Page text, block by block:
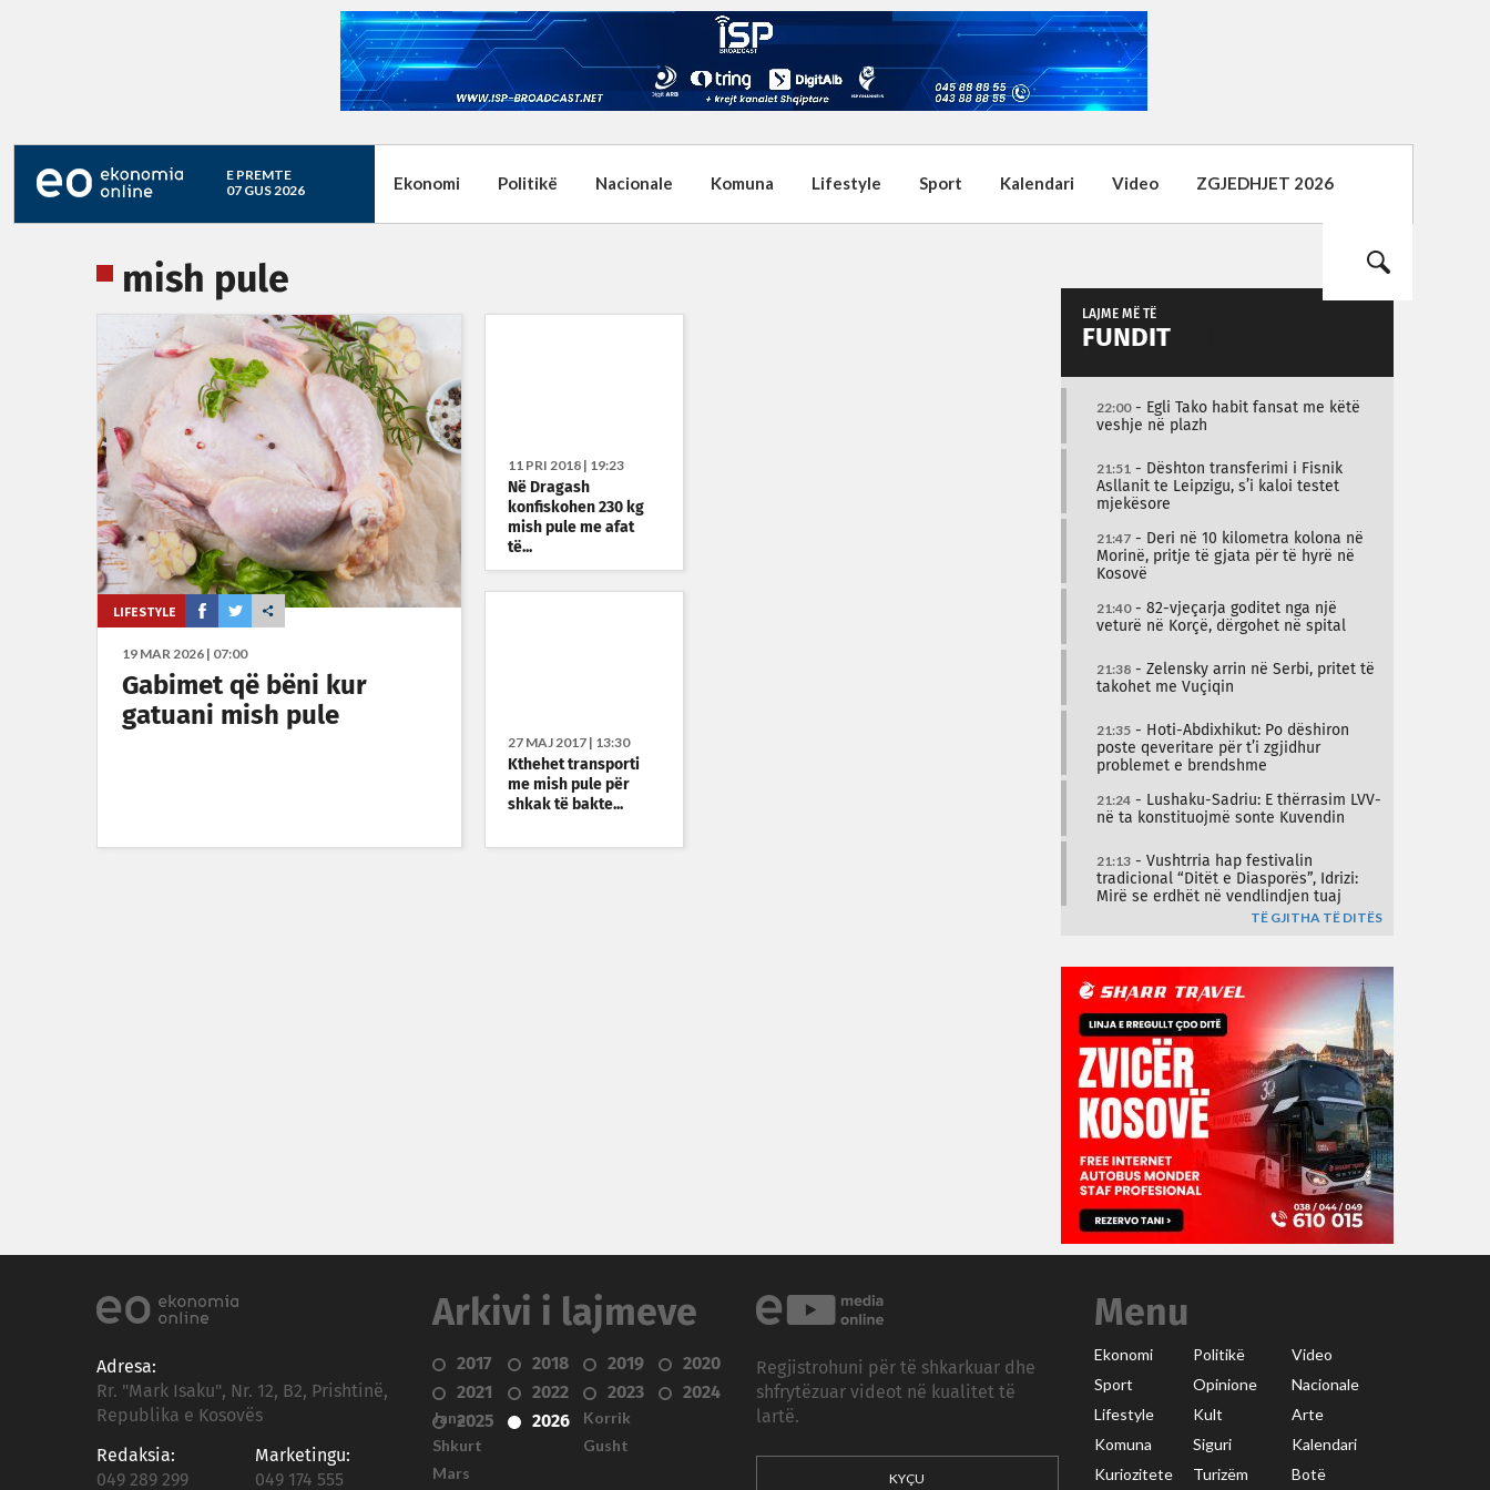
E PREMTE
07 GUS 2026
Ekonomi Politikë Nacionale Komuna Lifestyle Sport Kalendari Video ZGJEDHJET 2026
mish pule
LIFESTYLE
19 MAR 2026 | 07:00
Gabimet që bëni kur
gatuani mish pule
11 PRI 2018 | 19:23
Në Dragash
konfiskohen 230 kg
mish pule me afat
të...
27 MAJ 2017 | 13:30
Kthehet transporti
me mish pule për
shkak të bakte...
LAJME MË TË
FUNDIT
22:00- Egli Tako habit fansat me këtë
veshje në plazh
21:51 - Dështon transferimi i Fisnik
Asllanit te Leipzigu, s’i kaloi testet
mjekësore
21:47 - Deri në 10 kilometra kolona në
Morinë, pritje të gjata për të hyrë në
Kosovë
21:40- 82-vjeçarja goditet nga një
veturë në Korçë, dërgohet në spital
21:38 - Zelensky arrin në Serbi, pritet të
takohet me Vuçiqin
21:35 - Hoti-Abdixhikut: Po dëshiron
poste qeveritare për t’i zgjidhur
problemet e brendshme
21:24 - Lushaku-Sadriu: E thërrasim LVV-
në ta konstituojmë sonte Kuvendin
21:13 - Vushtrria hap festivalin
tradicional “Ditët e Diasporës”, Idrizi:
Mirë se erdhët në vendlindjen tuaj
TË GJITHA TË DITËS
Adresa:
Rr. "Mark Isaku", Nr. 12, B2, Prishtinë,
Republika e Kosovës
Redaksia:
049 289 299
Marketingu:
049 174 555
Arkivi i lajmeve
2017 2018 2019
2020
2021
2022 2023
2024
2025
2026
Janar
Shkurt
Mars
Korrik
Gusht
Regjistrohuni për të shkarkuar dhe
shfrytëzuar videot në kualitet të
lartë.
KYÇU
Menu
Ekonomi Politikë
Video
Sport
Opinione
Nacionale
Lifestyle
Kult
Arte
Komuna
Siguri
Kalendari
Kuriozitete
Turizëm Botë